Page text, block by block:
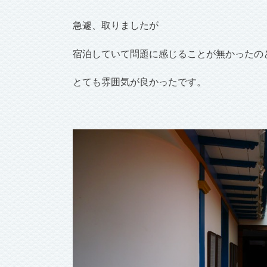
急遽、取りましたが
宿泊していて問題に感じることが無かったの
とても雰囲気が良かったです。